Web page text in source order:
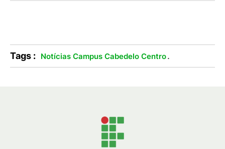
Tags : Notícias Campus Cabedelo Centro.